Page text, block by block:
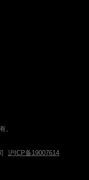
。
沪ICP备19007614